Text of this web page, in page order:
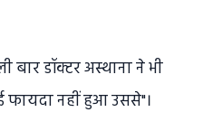
डॉक्टर अस्थाना ने भी
नहीं हुआ उससे"।